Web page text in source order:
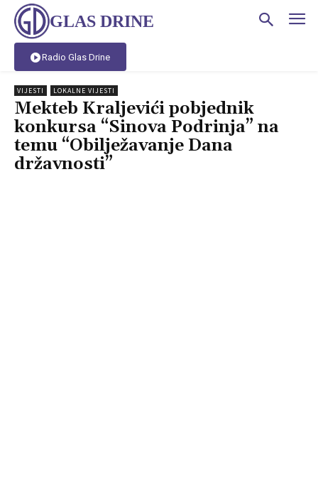
GLAS DRINE
Radio Glas Drine
VIJESTI LOKALNE VIJESTI
Mekteb Kraljevići pobjednik
konkursa “Sinova Podrinja” na
temu “Obilježavanje Dana
državnosti”